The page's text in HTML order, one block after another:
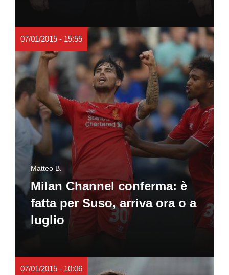
07/01/2015 - 15:55
Matteo B.
Milan Channel conferma: è
fatta per Suso, arriva ora o a
luglio
07/01/2015 - 10:06